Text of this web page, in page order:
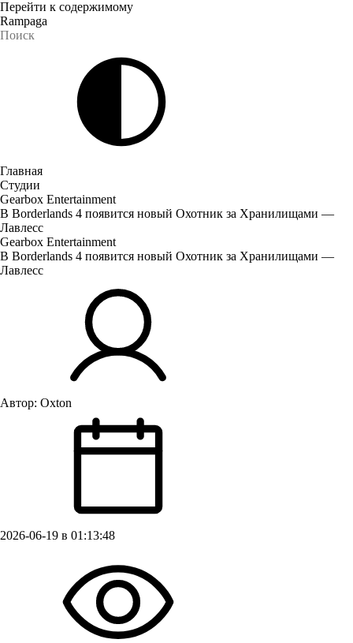
Перейти к содержимому
Rampaga
Главная
Студии
Gearbox Entertainment
В Borderlands 4 появится новый Охотник за Хранилищами —
Лавлесс
Gearbox Entertainment
В Borderlands 4 появится новый Охотник за Хранилищами —
Лавлесс
Автор: Oxton
2026-06-19 в 01:13:48